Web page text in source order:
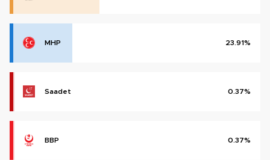
MHP 23.91%
Saadet 0.37%
BBP 0.37%